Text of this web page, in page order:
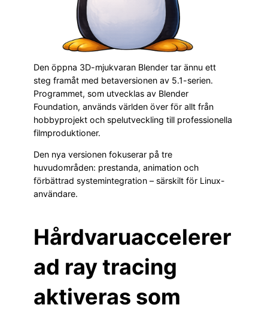
Den öppna 3D-mjukvaran Blender tar ännu ett
steg framåt med betaversionen av 5.1-serien.
Programmet, som utvecklas av Blender
Foundation, används världen över för allt från
hobbyprojekt och spelutveckling till professionella
filmproduktioner.
Den nya versionen fokuserar på tre
huvudområden: prestanda, animation och
förbättrad systemintegration – särskilt för Linux-
användare.
Hårdvaruaccelerer
ad ray tracing
aktiveras som